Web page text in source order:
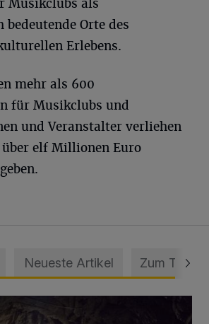
Musikclubs als
Orte des
Erlebens.
mehr als 600
für Musikclubs und
und Veranstalter verliehen
elf Millionen Euro
Neueste Artikel Zum Thema